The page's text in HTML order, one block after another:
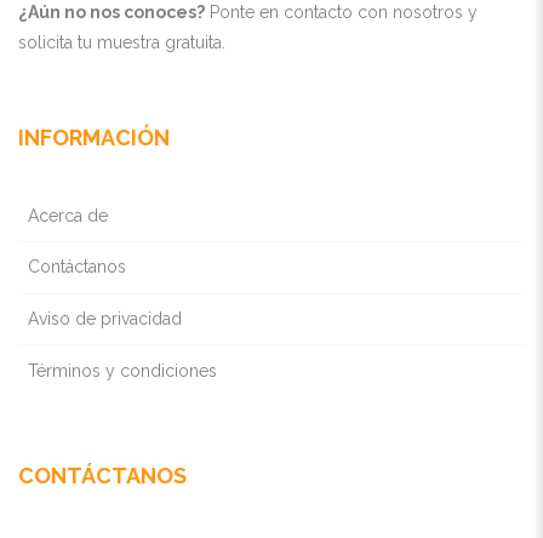
¿Aún no nos conoces? Ponte en contacto con nosotros y
solicita tu muestra gratuita.
INFORMACIÓN
Acerca de
Contáctanos
Aviso de privacidad
Términos y condiciones
CONTÁCTANOS